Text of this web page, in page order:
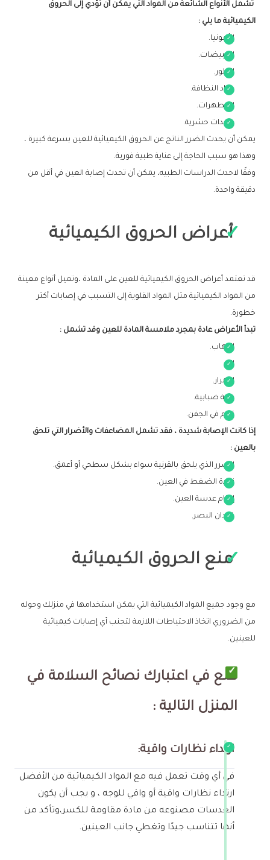
تشمل الأنواع الشائعة من المواد التي يمكن أن تؤدي إلى الحروق
الكيميائية ما يلي :
الأمونيا.
المبيضات.
الكلور.
مواد النظافة.
المطهرات.
مبيدات حشرية.
يمكن أن يحدث الضرر الناتج عن الحروق الكيميائية للعين بسرعة كبيرة ،
وهذا هو سبب الحاجة إلى عناية طبية فورية.
وفقًا لاحدث الدراسات الطبيه، يمكن أن تحدث إصابة العين في أقل من
دقيقة واحدة.
أعراض الحروق الكيميائية
قد تعتمد أعراض الحروق الكيميائية للعين على المادة ،وتميل أنواع معينة
من المواد الكيميائية مثل المواد القلوية إلى التسبب في إصابات أكثر
خطورة.
تبدأ الأعراض عادة بمجرد ملامسة المادة للعين وقد تشمل :
التهاب.
الم.
احمرار.
رؤية ضبابية.
تورم في الجفن.
إذا كانت الإصابة شديدة ، فقد تشمل المضاعفات والأضرار التي تلحق
بالعين :
الضرر الذي يلحق بالقرنية سواء بشكل سطحي أو أعمق.
زيادة الضغط في العين.
إعتام عدسة العين.
فقدان البصر.
منع الحروق الكيميائية
مع وجود جميع المواد الكيميائية التي يمكن استخدامها في منزلك وحوله
من الضروري اتخاذ الاحتياطات اللازمة لتجنب أي إصابات كيميائية
للعينين.
ضع في اعتبارك نصائح السلامة في
المنزل التالية :
ارتداء نظارات واقية:
في أي وقت تعمل فيه مع المواد الكيميائية من الأفضل
ارتداء نظارات واقية أو واقي للوجه ، و يجب أن يكون
العدسات مصنوعه من مادة مقاومة للكسر،وتأكد من
أنها تتناسب جيدًا وتغطي جانب العينين.